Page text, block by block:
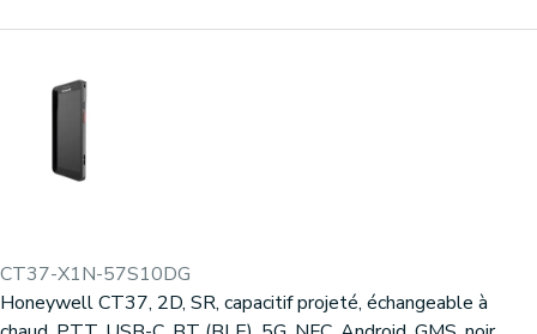
CT37-X1N-57S10DG
Honeywell CT37, 2D, SR, capacitif projeté, échangeable à